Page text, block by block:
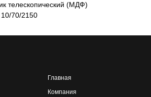
телескопический (МДФ)
70/2150
Главная
Компания